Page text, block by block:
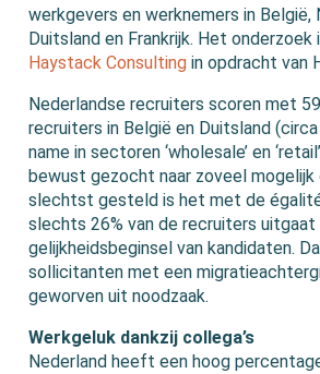
werkgevers en werknemers in België,
Duitsland en Frankrijk. Het
Haystack Consulting in opdracht van
Nederlandse recruiters scoren met
recruiters in België en Duitsland (circa
name in sectoren ‘wholesale’ en
bewust gezocht naar zoveel
slechtst gesteld is het met de égalité
slechts 26% van de recruiters uitgaat
gelijkheidsbeginsel van kandidaten.
sollicitanten met een
geworven uit noodzaak.
Werkgeluk dankzij collega’s
Nederland heeft een hoog